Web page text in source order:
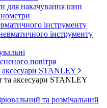
для накачування шин
інструменту
інструменту
повітря
аксесуари STANLEY
та аксесуари STANLEY
та розмічальний